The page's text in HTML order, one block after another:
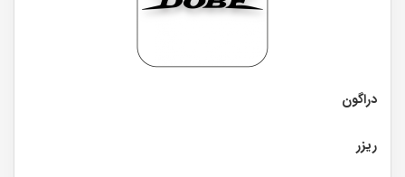
دراگون
ریزر